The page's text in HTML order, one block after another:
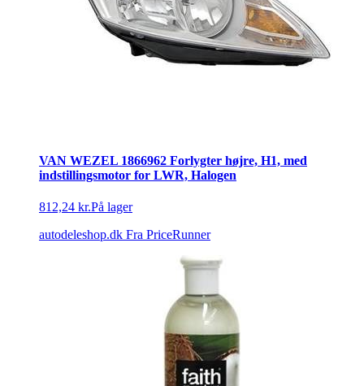
VAN WEZEL 1866962 Forlygter højre, H1, med
indstillingsmotor for LWR, Halogen
812,24 kr.På lager
autodeleshop.dk Fra PriceRunner